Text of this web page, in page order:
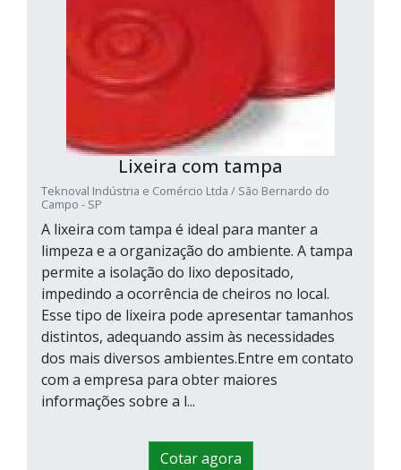
Lixeira com tampa
Teknoval Indústria e Comércio Ltda / São Bernardo do
Campo - SP
A lixeira com tampa é ideal para manter a
limpeza e a organização do ambiente. A tampa
permite a isolação do lixo depositado,
impedindo a ocorrência de cheiros no local.
Esse tipo de lixeira pode apresentar tamanhos
distintos, adequando assim às necessidades
dos mais diversos ambientes.Entre em contato
com a empresa para obter maiores
informações sobre a l...
Cotar agora